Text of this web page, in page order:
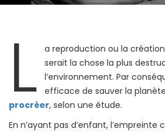
L
a reproduction ou la
serait la chose la plus
l’environnement. Par
efficace de sauver la
procréer, selon une étude.
En n’ayant pas d’enfant, l’empreinte